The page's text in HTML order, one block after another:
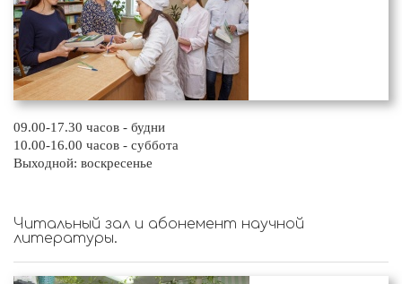
09.00-17.30 часов - будни
10.00-16.00 часов - суббота
Выходной: воскресенье
Читальный зал и абонемент научной
литературы.